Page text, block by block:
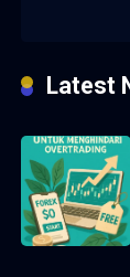
Latest